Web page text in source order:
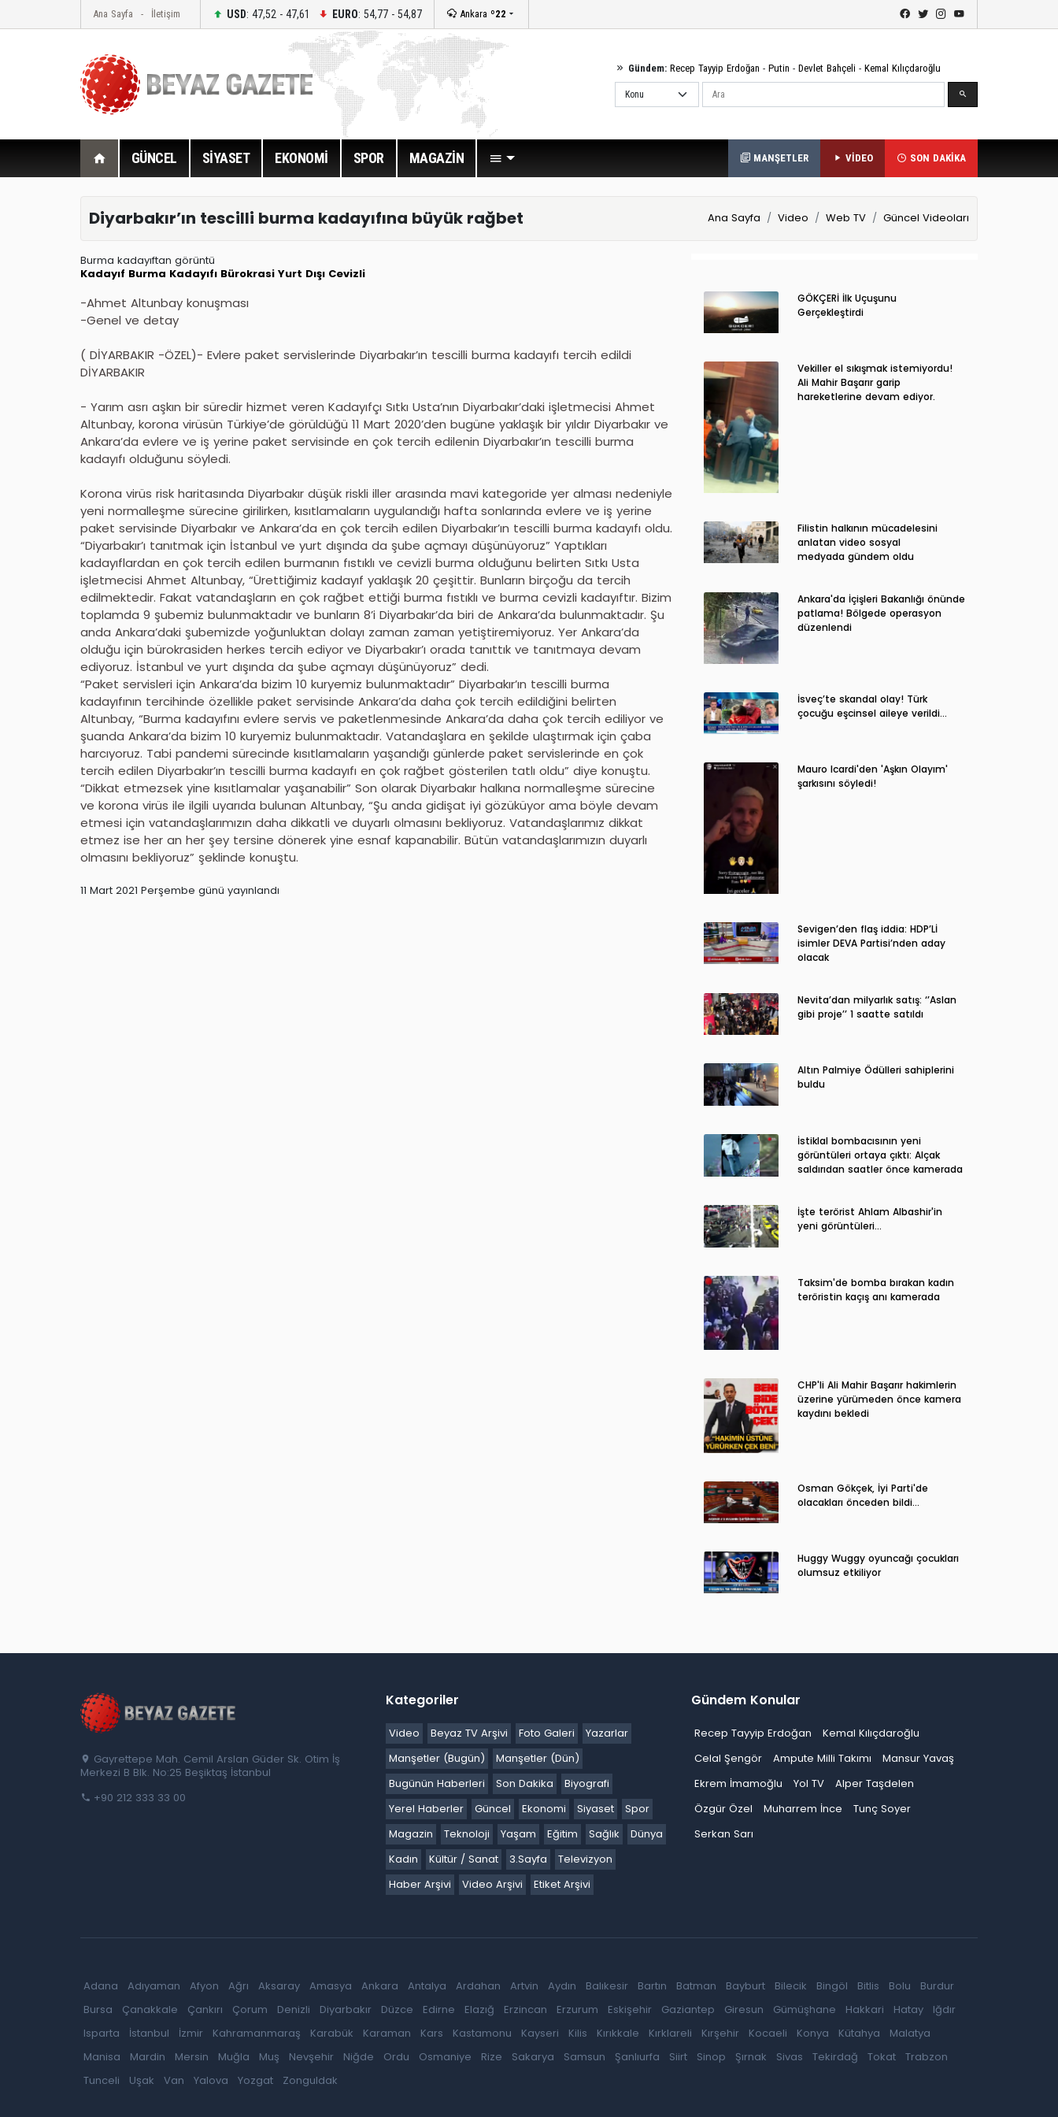
Ana Sayfa İletişim USD: 47,52 - 47,61 EURO: 54,77 - 54,87 Ankara º22
Gündem: Recep Tayyip Erdoğan - Putin - Devlet Bahçeli - Kemal Kılıçdaroğlu
Ara
GÜNCEL SİYASET EKONOMİ SPOR MAGAZİN MANŞETLER VİDEO SON DAKİKA
Diyarbakır’ın tescilli burma kadayıfına büyük rağbet Ana Sayfa Video Web TV Güncel Videoları
Burma kadayıftan görüntü
Kadayıf Burma Kadayıfı Bürokrasi Yurt Dışı Cevizli
-Ahmet Altunbay konuşması
-Genel ve detay
( DİYARBAKIR -ÖZEL)- Evlere paket servislerinde Diyarbakır’ın tescilli burma kadayıfı tercih edildi
DİYARBAKIR
- Yarım asrı aşkın bir süredir hizmet veren Kadayıfçı Sıtkı Usta’nın Diyarbakır’daki işletmecisi Ahmet
Altunbay, korona virüsün Türkiye’de görüldüğü 11 Mart 2020’den bugüne yaklaşık bir yıldır Diyarbakır ve
Ankara’da evlere ve iş yerine paket servisinde en çok tercih edilenin Diyarbakır’ın tescilli burma
kadayıfı olduğunu söyledi.
Korona virüs risk haritasında Diyarbakır düşük riskli iller arasında mavi kategoride yer alması nedeniyle
yeni normalleşme sürecine girilirken, kısıtlamaların uygulandığı hafta sonlarında evlere ve iş yerine
paket servisinde Diyarbakır ve Ankara’da en çok tercih edilen Diyarbakır’ın tescilli burma kadayıfı oldu.
“Diyarbakır’ı tanıtmak için İstanbul ve yurt dışında da şube açmayı düşünüyoruz” Yaptıkları
kadayıflardan en çok tercih edilen burmanın fıstıklı ve cevizli burma olduğunu belirten Sıtkı Usta
işletmecisi Ahmet Altunbay, “Ürettiğimiz kadayıf yaklaşık 20 çeşittir. Bunların birçoğu da tercih
edilmektedir. Fakat vatandaşların en çok rağbet ettiği burma fıstıklı ve burma cevizli kadayıftır. Bizim
toplamda 9 şubemiz bulunmaktadır ve bunların 8’i Diyarbakır’da biri de Ankara’da bulunmaktadır. Şu
anda Ankara’daki şubemizde yoğunluktan dolayı zaman zaman yetiştiremiyoruz. Yer Ankara’da
olduğu için bürokrasiden herkes tercih ediyor ve Diyarbakır’ı orada tanıttık ve tanıtmaya devam
ediyoruz. İstanbul ve yurt dışında da şube açmayı düşünüyoruz” dedi.
“Paket servisleri için Ankara’da bizim 10 kuryemiz bulunmaktadır” Diyarbakır’ın tescilli burma
kadayıfının tercihinde özellikle paket servisinde Ankara’da daha çok tercih edildiğini belirten
Altunbay, “Burma kadayıfını evlere servis ve paketlenmesinde Ankara’da daha çok tercih ediliyor ve
şuanda Ankara’da bizim 10 kuryemiz bulunmaktadır. Vatandaşlara en şekilde ulaştırmak için çaba
harcıyoruz. Tabi pandemi sürecinde kısıtlamaların yaşandığı günlerde paket servislerinde en çok
tercih edilen Diyarbakır’ın tescilli burma kadayıfı en çok rağbet gösterilen tatlı oldu” diye konuştu.
“Dikkat etmezsek yine kısıtlamalar yaşanabilir” Son olarak Diyarbakır halkına normalleşme sürecine
ve korona virüs ile ilgili uyarıda bulunan Altunbay, “Şu anda gidişat iyi gözüküyor ama böyle devam
etmesi için vatandaşlarımızın daha dikkatli ve duyarlı olmasını bekliyoruz. Vatandaşlarımız dikkat
etmez ise her an her şey tersine dönerek yine esnaf kapanabilir. Bütün vatandaşlarımızın duyarlı
olmasını bekliyoruz” şeklinde konuştu.
11 Mart 2021 Perşembe günü yayınlandı
GÖKÇERİ İlk Uçuşunu
Gerçekleştirdi
Vekiller el sıkışmak istemiyordu!
Ali Mahir Başarır garip
hareketlerine devam ediyor.
Filistin halkının mücadelesini
anlatan video sosyal
medyada gündem oldu
Ankara'da İçişleri Bakanlığı önünde
patlama! Bölgede operasyon
düzenlendi
İsveç’te skandal olay! Türk
çocuğu eşcinsel aileye verildi…
Mauro Icardi'den 'Aşkın Olayım'
şarkısını söyledi!
Sevigen’den flaş iddia: HDP’Lİ
isimler DEVA Partisi’nden aday
olacak
Nevita’dan milyarlık satış: ‘’Aslan
gibi proje’’ 1 saatte satıldı
Altın Palmiye Ödülleri sahiplerini
buldu
İstiklal bombacısının yeni
görüntüleri ortaya çıktı: Alçak
saldırıdan saatler önce kamerada
İşte terörist Ahlam Albashir'in
yeni görüntüleri…
Taksim'de bomba bırakan kadın
teröristin kaçış anı kamerada
CHP'li Ali Mahir Başarır hakimlerin
üzerine yürümeden önce kamera
kaydını bekledi
Osman Gökçek, İyi Parti'de
olacakları önceden bildi...
Huggy Wuggy oyuncağı çocukları
olumsuz etkiliyor
Gayrettepe Mah. Cemil Arslan Güder Sk. Otim İş
Merkezi B Blk. No:25 Beşiktaş İstanbul
+90 212 333 33 00
Kategoriler
Video Beyaz TV Arşivi Foto Galeri
Yazarlar
Manşetler (Bugün)
Manşetler (Dün)
Bugünün Haberleri
Son Dakika
Biyografi
Yerel Haberler
Güncel Ekonomi Siyaset
Spor
Magazin
Teknoloji Yaşam Eğitim Sağlık
Dünya
Kadın
Kültür / Sanat 3.Sayfa
Televizyon
Haber Arşivi
Video Arşivi Etiket Arşivi
Gündem Konular
Recep Tayyip Erdoğan
Kemal Kılıçdaroğlu
Celal Şengör
Ampute Milli Takımı
Mansur Yavaş
Ekrem İmamoğlu
Yol TV
Alper Taşdelen
Özgür Özel
Muharrem İnce
Tunç Soyer
Serkan Sarı
Adana Adıyaman Afyon Ağrı Aksaray Amasya Ankara Antalya Ardahan Artvin Aydın Balıkesir Bartın Batman Bayburt Bilecik Bingöl Bitlis Bolu
Burdur
Bursa
Çanakkale Çankırı Çorum Denizli Diyarbakır Düzce Edirne Elazığ Erzincan Erzurum Eskişehir Gaziantep Giresun Gümüşhane Hakkari Hatay
Iğdır
Isparta
İstanbul İzmir Kahramanmaraş Karabük Karaman Kars Kastamonu Kayseri Kilis Kırıkkale Kırklareli Kırşehir Kocaeli Konya Kütahya
Malatya
Manisa
Mardin Mersin Muğla Muş Nevşehir Niğde Ordu Osmaniye Rize Sakarya Samsun Şanlıurfa Siirt Sinop Şırnak Sivas Tekirdağ Tokat
Trabzon
Tunceli
Uşak Van Yalova Yozgat Zonguldak